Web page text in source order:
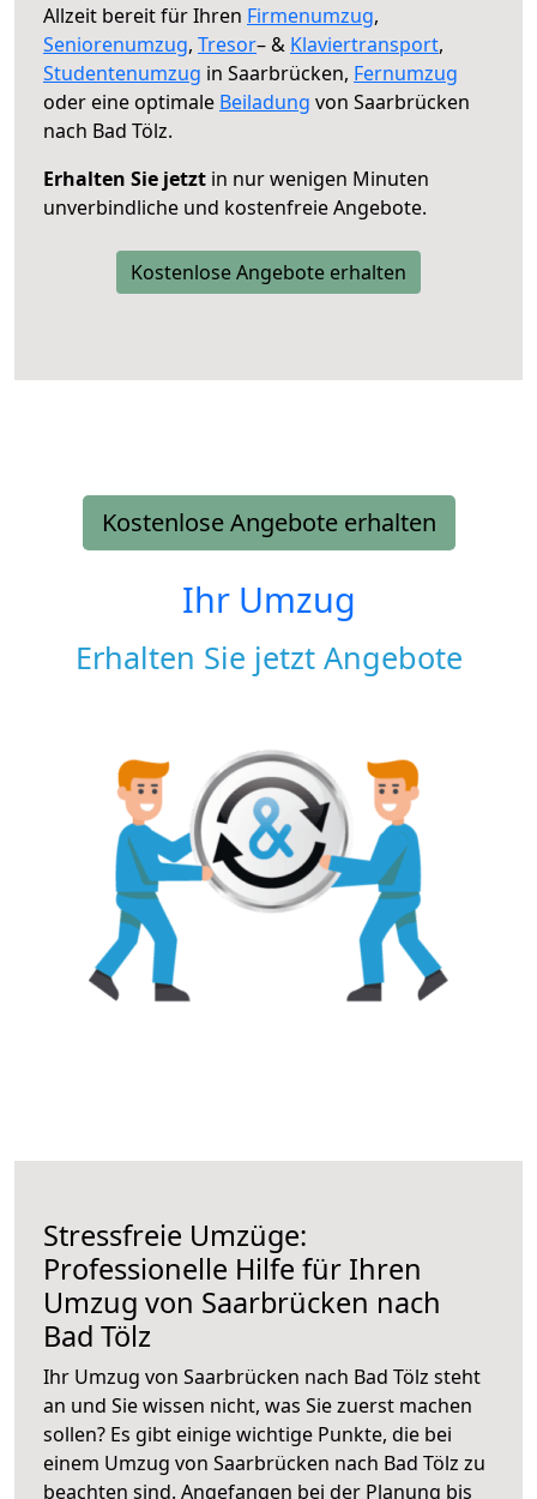
Allzeit bereit für Ihren Firmenumzug,
Seniorenumzug, Tresor– & Klaviertransport,
Studentenumzug in Saarbrücken, Fernumzug
oder eine optimale Beiladung von Saarbrücken
nach Bad Tölz.
Erhalten Sie jetzt in nur wenigen Minuten
unverbindliche und kostenfreie Angebote.
Kostenlose Angebote erhalten
Kostenlose Angebote erhalten
Ihr Umzug
Erhalten Sie jetzt Angebote
Stressfreie Umzüge:
Professionelle Hilfe für Ihren
Umzug von Saarbrücken nach
Bad Tölz
Ihr Umzug von Saarbrücken nach Bad Tölz steht
an und Sie wissen nicht, was Sie zuerst machen
sollen? Es gibt einige wichtige Punkte, die bei
einem Umzug von Saarbrücken nach Bad Tölz zu
beachten sind. Angefangen bei der Planung bis